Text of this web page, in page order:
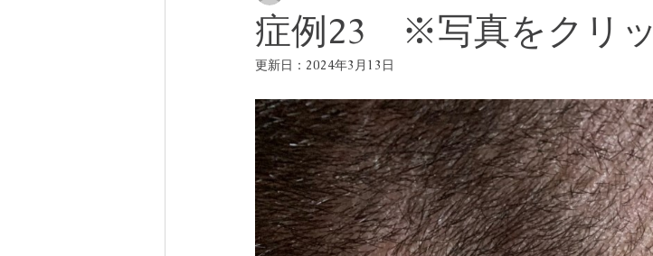
症例23 ※写真をクリ
更新日： 2024年3月13日